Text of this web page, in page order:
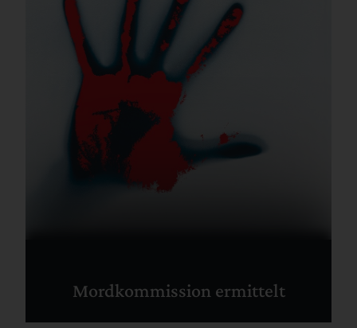
Mordkommission ermittelt